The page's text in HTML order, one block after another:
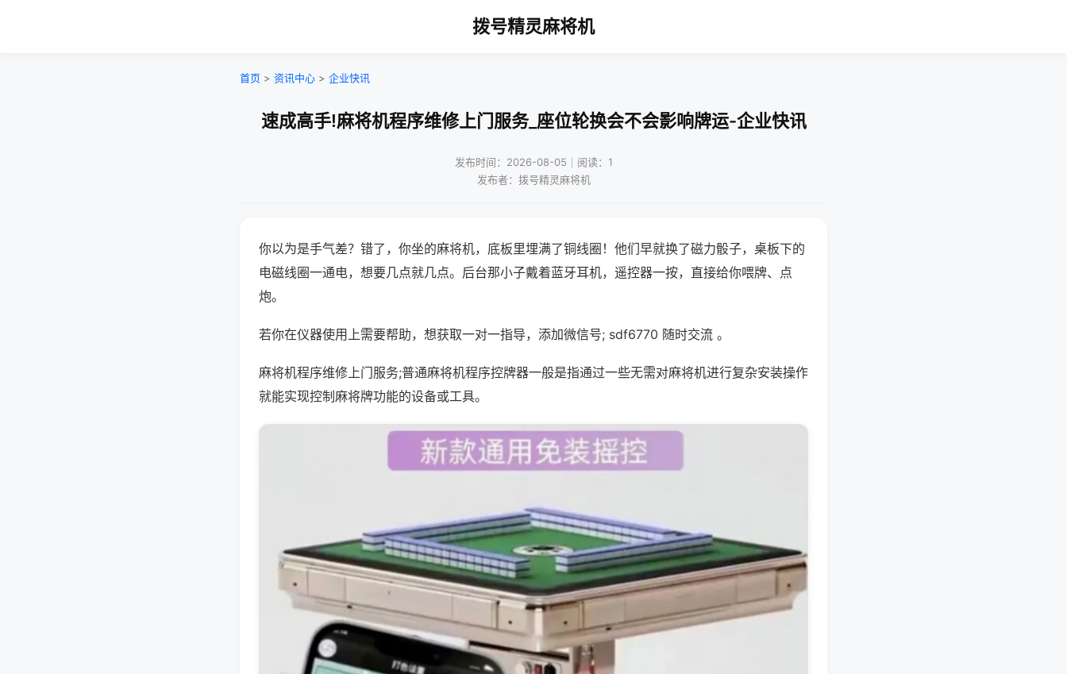
拨号精灵麻将机
首页 > 资讯中心 > 企业快讯
速成高手!麻将机程序维修上门服务_座位轮换会不会影响牌运-企业快讯
发布时间：2026-08-05｜阅读：1
发布者：拨号精灵麻将机
你以为是手气差？错了，你坐的麻将机，底板里埋满了铜线圈！他们早就换了磁力骰子，桌板下的
电磁线圈一通电，想要几点就几点。后台那小子戴着蓝牙耳机，遥控器一按，直接给你喂牌、点
炮。
若你在仪器使用上需要帮助，想获取一对一指导，添加微信号; sdf6770 随时交流 。
麻将机程序维修上门服务;普通麻将机程序控牌器一般是指通过一些无需对麻将机进行复杂安装操作
就能实现控制麻将牌功能的设备或工具。